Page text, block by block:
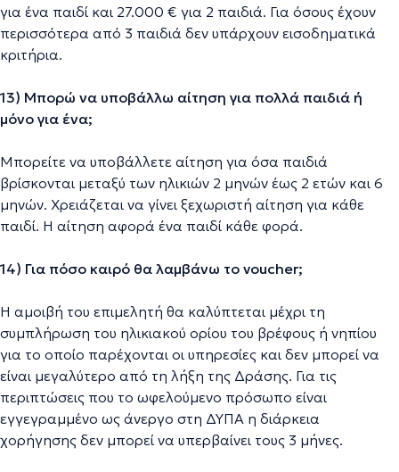
για ένα παιδί και 27.000 € για 2 παιδιά. Για όσους έχουν
περισσότερα από 3 παιδιά δεν υπάρχουν εισοδηματικά
κριτήρια.
13) Μπορώ να υποβάλλω αίτηση για πολλά παιδιά ή
μόνο για ένα;
Μπορείτε να υποβάλλετε αίτηση για όσα παιδιά
βρίσκονται μεταξύ των ηλικιών 2 μηνών έως 2 ετών και 6
μηνών. Χρειάζεται να γίνει ξεχωριστή αίτηση για κάθε
παιδί. Η αίτηση αφορά ένα παιδί κάθε φορά.
14) Για πόσο καιρό θα λαμβάνω το voucher;
Η αμοιβή του επιμελητή θα καλύπτεται μέχρι τη
συμπλήρωση του ηλικιακού ορίου του βρέφους ή νηπίου
για το οποίο παρέχονται οι υπηρεσίες και δεν μπορεί να
είναι μεγαλύτερο από τη λήξη της Δράσης. Για τις
περιπτώσεις που το ωφελούμενο πρόσωπο είναι
εγγεγραμμένο ως άνεργο στη ΔΥΠΑ η διάρκεια
χορήγησης δεν μπορεί να υπερβαίνει τους 3 μήνες.